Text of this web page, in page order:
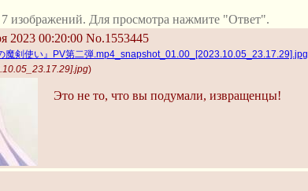
изображений. Для просмотра нажмите "Ответ".
2023 00:20:00 No.1553445
魔剣使い』PV第二弾.mp4_snapshot_01.00_[2023.10.05_23.17.29].jpg
)
Это не то, что вы подумали, извращенцы!